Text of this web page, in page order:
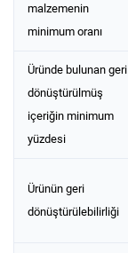
malzemenin
minimum oranı
Üründe bulunan geri
dönüştürülmüş
içeriğin minimum
yüzdesi
Ürünün geri
dönüştürülebilirliği